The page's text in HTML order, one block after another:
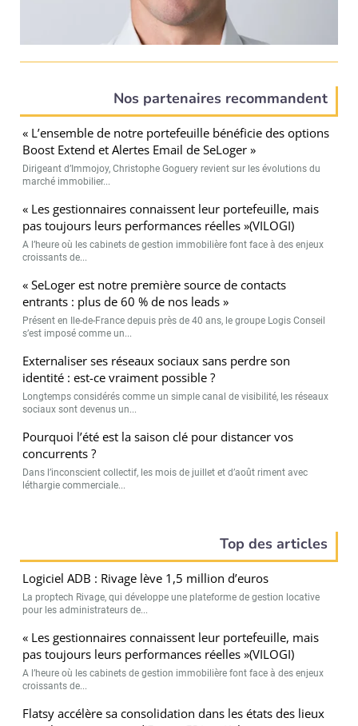
Nos partenaires recommandent
« L’ensemble de notre portefeuille bénéficie des options
Boost Extend et Alertes Email de SeLoger »
Dirigeant d’Immojoy, Christophe Goguery revient sur les évolutions du
marché immobilier...
« Les gestionnaires connaissent leur portefeuille, mais
pas toujours leurs performances réelles »(VILOGI)
A l’heure où les cabinets de gestion immobilière font face à des enjeux
croissants de...
« SeLoger est notre première source de contacts
entrants : plus de 60 % de nos leads »
Présent en Ile-de-France depuis près de 40 ans, le groupe Logis Conseil
s’est imposé comme un...
Externaliser ses réseaux sociaux sans perdre son
identité : est-ce vraiment possible ?
Longtemps considérés comme un simple canal de visibilité, les réseaux
sociaux sont devenus un...
Pourquoi l’été est la saison clé pour distancer vos
concurrents ?
Dans l’inconscient collectif, les mois de juillet et d’août riment avec
léthargie commerciale...
Top des articles
Logiciel ADB : Rivage lève 1,5 million d’euros
La proptech Rivage, qui développe une plateforme de gestion locative
pour les administrateurs de...
« Les gestionnaires connaissent leur portefeuille, mais
pas toujours leurs performances réelles »(VILOGI)
A l’heure où les cabinets de gestion immobilière font face à des enjeux
croissants de...
Flatsy accélère sa consolidation dans les états des lieux